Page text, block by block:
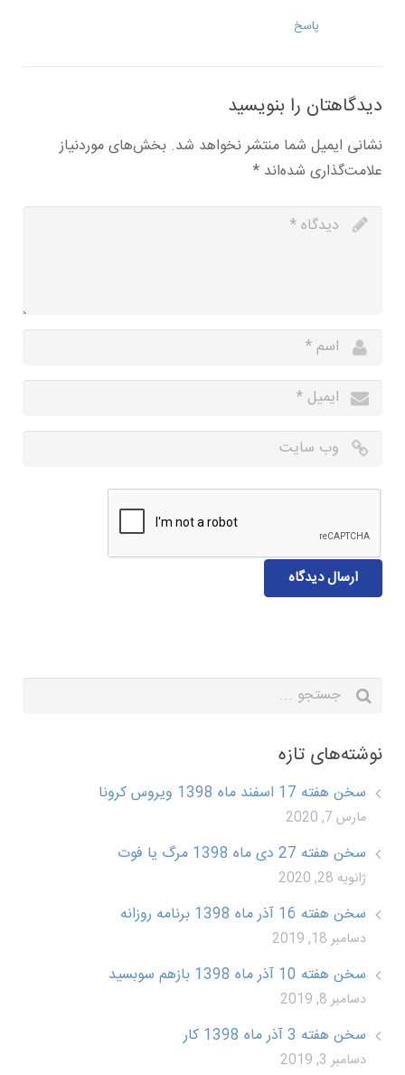
پاسخ
دیدگاهتان را بنویسید
نشانی ایمیل شما منتشر نخواهد شد. بخش‌های موردنیاز
علامت‌گذاری شده‌اند *
نوشته‌های تازه
سخن هفته 17 اسفند ماه 1398 ویروس کرونا
مارس 7, 2020
سخن هفته 27 دی ماه 1398 مرگ یا فوت
ژانویه 28, 2020
سخن هفته 16 آذر ماه 1398 برنامه روزانه
دسامبر 18, 2019
سخن هفته 10 آذر ماه 1398 بازهم سوبسید
دسامبر 8, 2019
سخن هفته 3 آذر ماه 1398 کار
دسامبر 3, 2019